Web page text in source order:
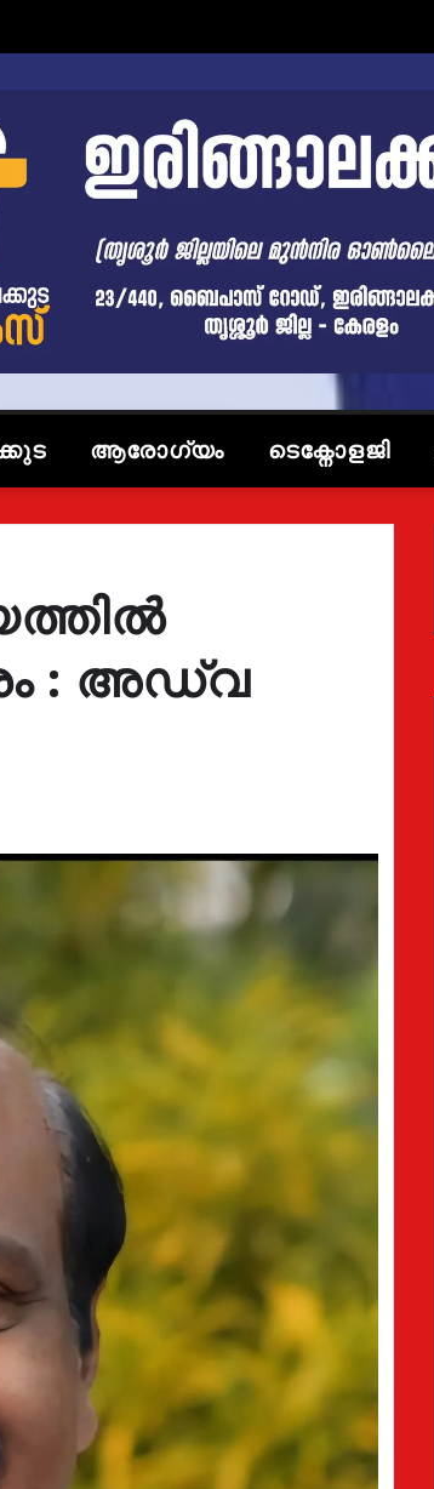
ആരോഗ്യം ടെക്നോളജി
: അഡ്വ